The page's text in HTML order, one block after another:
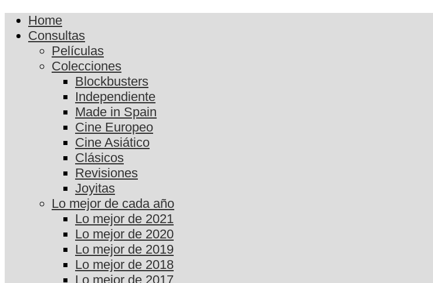
Home
Consultas
Películas
Colecciones
Blockbusters
Independiente
Made in Spain
Cine Europeo
Cine Asiático
Clásicos
Revisiones
Joyitas
Lo mejor de cada año
Lo mejor de 2021
Lo mejor de 2020
Lo mejor de 2019
Lo mejor de 2018
Lo mejor de 2017